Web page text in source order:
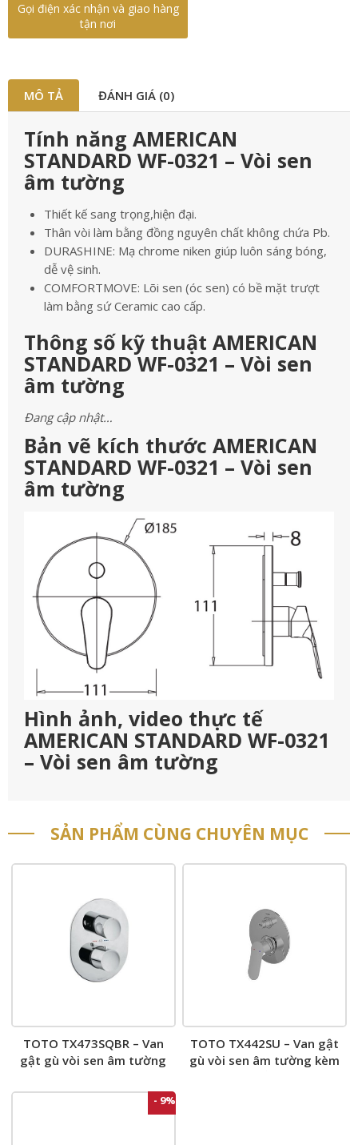
Gọi điện xác nhận và giao hàng
tận nơi
MÔ TẢ ĐÁNH GIÁ (0)
Tính năng AMERICAN
STANDARD WF-0321 – Vòi sen
âm tường
Thiết kế sang trọng,hiện đại.
Thân vòi làm bằng đồng nguyên chất không chứa Pb.
DURASHINE: Mạ chrome niken giúp luôn sáng bóng,
dễ vệ sinh.
COMFORTMOVE: Lõi sen (óc sen) có bề mặt trượt
làm bằng sứ Ceramic cao cấp.
Thông số kỹ thuật AMERICAN
STANDARD WF-0321 – Vòi sen
âm tường
Đang cập nhật…
Bản vẽ kích thước AMERICAN
STANDARD WF-0321 – Vòi sen
âm tường
Hình ảnh, video thực tế
AMERICAN STANDARD WF-0321
– Vòi sen âm tường
SẢN PHẨM CÙNG CHUYÊN MỤC
TOTO TX473SQBR – Van
gật gù vòi sen âm tường
TOTO TX442SU – Van gật
gù vòi sen âm tường kèm
- 9%